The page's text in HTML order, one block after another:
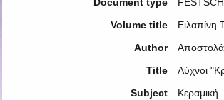
Volume title
Author
Title
Λύχνοι
Subject
Κεραμική